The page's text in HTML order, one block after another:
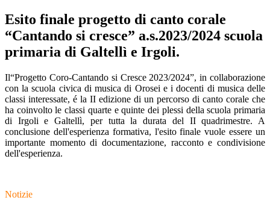
Esito finale progetto di canto corale
“Cantando si cresce” a.s.2023/2024 scuola
primaria di Galtellì e Irgoli.
Il“Progetto Coro-Cantando si Cresce 2023/2024”, in collaborazione
con la scuola civica di musica di Orosei e i docenti di musica delle
classi interessate, é la II edizione di un percorso di canto corale che
ha coinvolto le classi quarte e quinte dei plessi della scuola primaria
di Irgoli e Galtellì, per tutta la durata del II quadrimestre. A
conclusione dell'esperienza formativa, l'esito finale vuole essere un
importante momento di documentazione, racconto e condivisione
dell'esperienza.
Notizie